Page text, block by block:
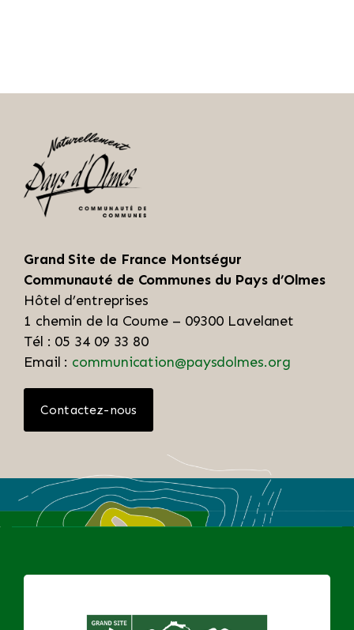
Grand Site de France Montségur
Communauté de Communes du Pays d’Olmes
Hôtel d’entreprises
1 chemin de la Coume – 09300 Lavelanet
Tél : 05 34 09 33 80
Email : communication@paysdolmes.org
Contactez-nous